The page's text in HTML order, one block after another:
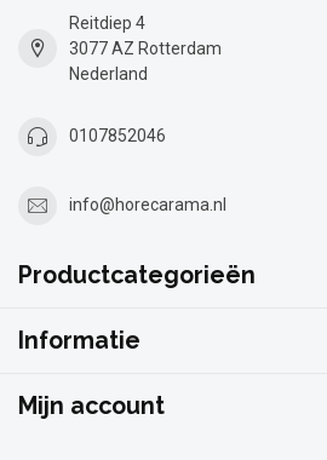
Reitdiep 4
3077 AZ Rotterdam
info@horecarama.nl
Productcategorieën
Informatie
Mijn account